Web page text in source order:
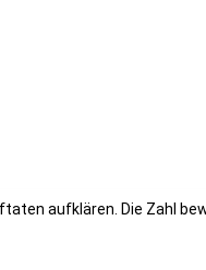
aufklären. Die Zahl